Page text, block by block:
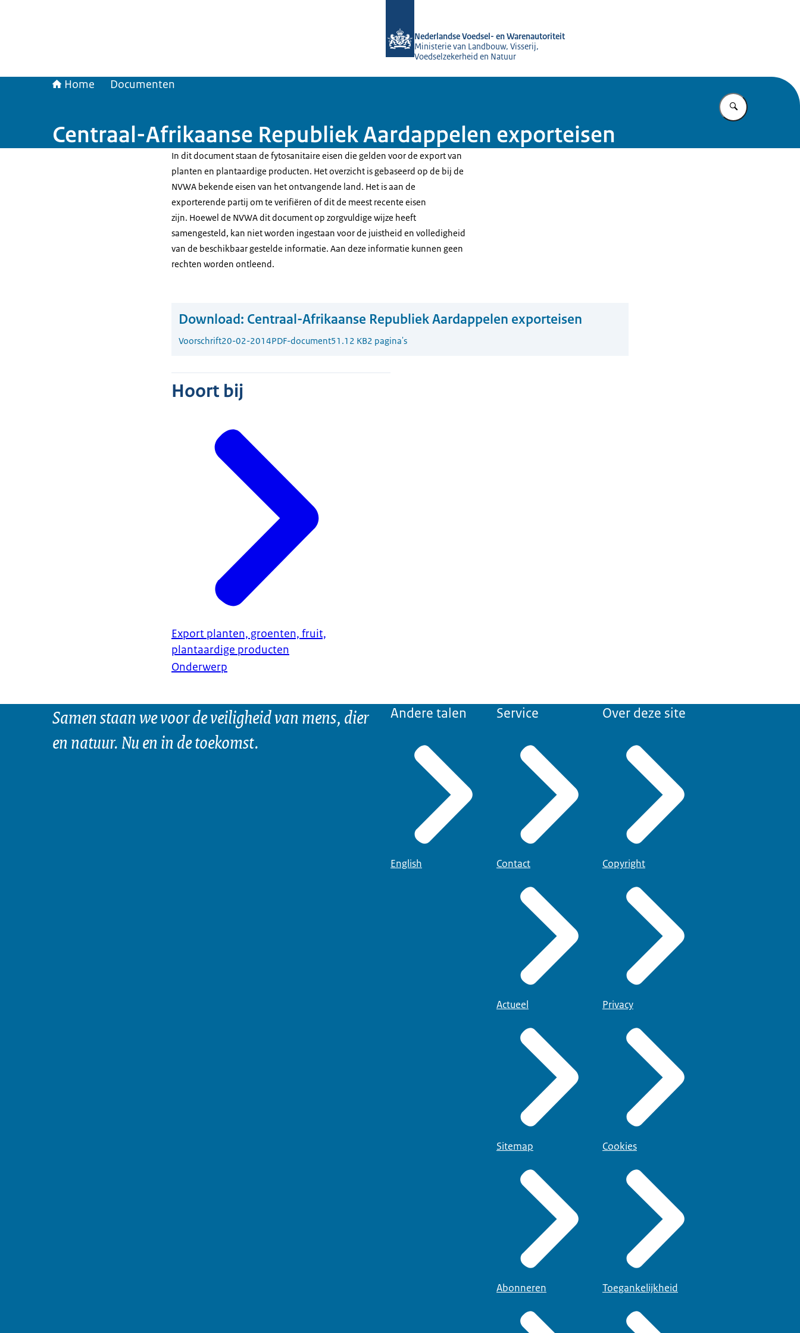
Nederlandse Voedsel- en Warenautoriteit
Ministerie van Landbouw, Visserij,
Voedselzekerheid en Natuur
Home Documenten
Vul in wat u
Centraal-Afrikaanse Republiek Aardappelen exporteisen
In dit document staan de fytosanitaire eisen die gelden voor de export van
planten en plantaardige producten. Het overzicht is gebaseerd op de bij de
NVWA bekende eisen van het ontvangende land. Het is aan de
exporterende partij om te verifiëren of dit de meest recente eisen
zijn. Hoewel de NVWA dit document op zorgvuldige wijze heeft
samengesteld, kan niet worden ingestaan voor de juistheid en volledigheid
van de beschikbaar gestelde informatie. Aan deze informatie kunnen geen
rechten worden ontleend.
Download: Centraal-Afrikaanse Republiek Aardappelen exporteisen
Voorschrift20-02-2014PDF-document51.12 KB2 pagina's
Hoort bij
Export planten, groenten, fruit,
plantaardige producten
Onderwerp
Samen staan we voor de veiligheid van mens, dier
en natuur. Nu en in de toekomst.
Andere talen
English
Service
Contact
Actueel
Sitemap
Abonneren
Over deze site
Copyright
Privacy
Cookies
Toegankelijkheid